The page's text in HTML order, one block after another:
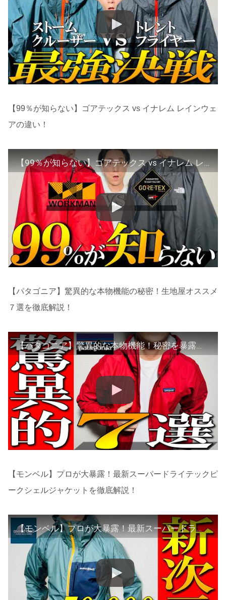
【99％が知らない】ゴアテックス vs イナレム レインウェ
アの違い！
【99％が知らない】ゴアテックス vs イナレム レインウェアの違い！
【パタゴニア】驚異的な本物機能の秘密！生地屋オススメ
７選を徹底解説！
【パタゴニア】驚異的な本物機能！秘密を暴露！オススメ商品７選を徹底解説！
【モンベル】プロが大暴露！最新スーパードライテックピ
ークシェルジャケットを徹底解説！
【モンベル】プロが大暴露！最新スーパードライテックピークシェルジャケットを徹底解説！